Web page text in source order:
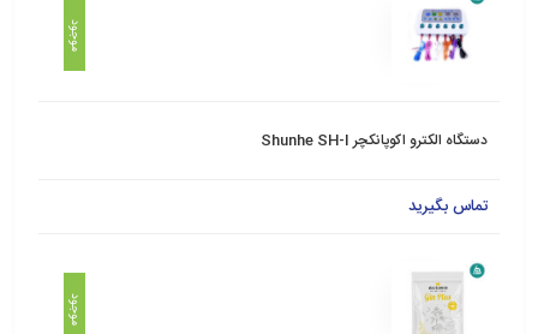
موجود
دستگاه الکترو اکوپانکچر Shunhe SH-I
تماس بگیرید
موجود